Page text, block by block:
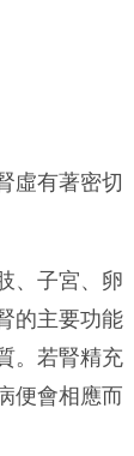
虛有著密切
、子宮、卵
的主要功能
。若腎精充
便會相應而